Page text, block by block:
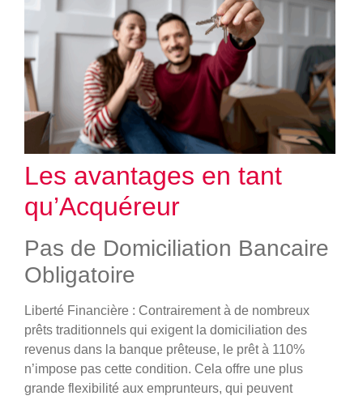
Les avantages en tant
qu’Acquéreur
Pas de Domiciliation Bancaire
Obligatoire
Liberté Financière : Contrairement à de nombreux
prêts traditionnels qui exigent la domiciliation des
revenus dans la banque prêteuse, le prêt à 110%
n’impose pas cette condition. Cela offre une plus
grande flexibilité aux emprunteurs, qui peuvent